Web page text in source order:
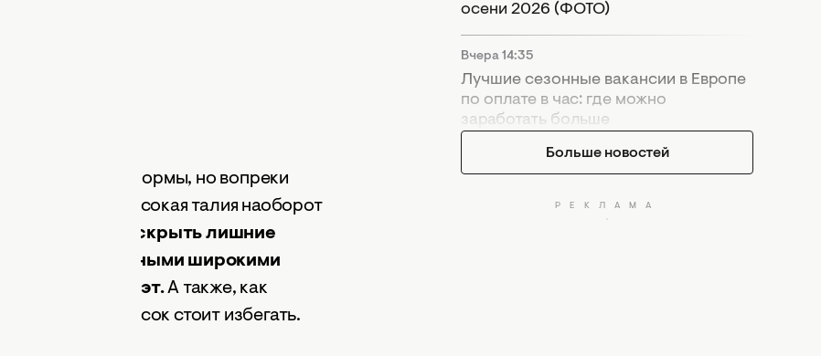
утягивает формы, но вопреки
девушек. Высокая талия наоборот
Если ты хочешь скрыть лишние
с вертикальными широкими
сужают силуэт.А также, как
узоров и полосок стоит избегать.
осени 2026 (ФОТО)
Вчера 14:35
Лучшие сезонные вакансии в Европе
по оплате в час: где можно
заработать больше
Больше новостей